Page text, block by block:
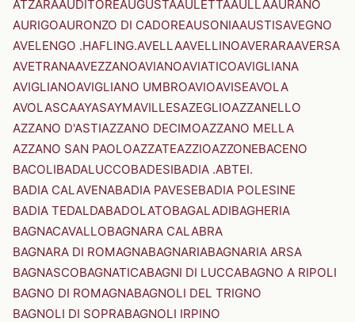
ATZARAAUDITOREAUGUSTAAULETTAAULLAAURANO
AURIGOAURONZO DI CADOREAUSONIAAUSTISAVEGNO
AVELENGO .HAFLING.AVELLAAVELLINOAVERARAAVERSA
AVETRANAAVEZZANOAVIANOAVIATICOAVIGLIANA
AVIGLIANOAVIGLIANO UMBROAVIOAVISEAVOLA
AVOLASCAAYASAYMAVILLESAZEGLIOAZZANELLO
AZZANO D'ASTIAZZANO DECIMOAZZANO MELLA
AZZANO SAN PAOLOAZZATEAZZIOAZZONEBACENO
BACOLIBADALUCCOBADESIBADIA .ABTEI.
BADIA CALAVENABADIA PAVESEBADIA POLESINE
BADIA TEDALDABADOLATOBAGALADIBAGHERIA
BAGNACAVALLOBAGNARA CALABRA
BAGNARA DI ROMAGNABAGNARIABAGNARIA ARSA
BAGNASCOBAGNATICABAGNI DI LUCCABAGNO A RIPOLI
BAGNO DI ROMAGNABAGNOLI DEL TRIGNO
BAGNOLI DI SOPRABAGNOLI IRPINO